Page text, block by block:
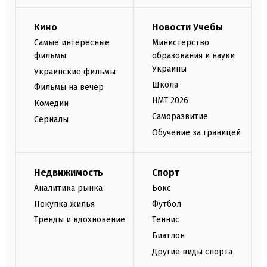
Кино
Самые интересные
фильмы
Украинские фильмы
Фильмы на вечер
Комедии
Сериалы
Новости Учебы
Министерство
образования и науки
Украины
Школа
НМТ 2026
Саморазвитие
Обучение за границей
Недвижимость
Аналитика рынка
Покупка жилья
Тренды и вдохновение
Спорт
Бокс
Футбол
Теннис
Биатлон
Другие виды спорта